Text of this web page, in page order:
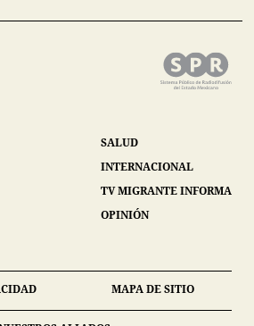
SALUD
INTERNACIONAL
TV MIGRANTE INFORMA
OPINIÓN
MAPA DE SITIO